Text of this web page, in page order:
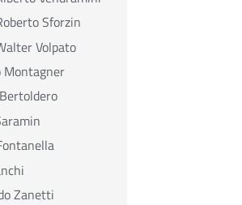
Sforzin
Volpato
Montagner
Zanetti